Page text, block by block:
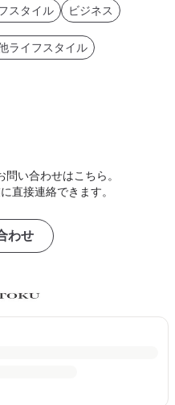
スタイル ビジネス
ライフスタイル
い合わせはこちら。
直接連絡できます。
わせ